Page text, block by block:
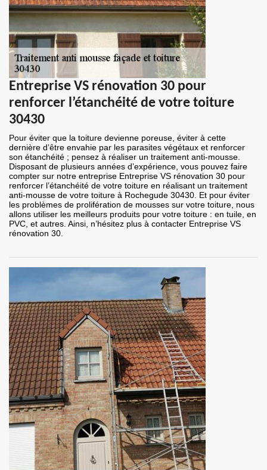
Entreprise VS rénovation 30 pour
renforcer l’étanchéité de votre toiture
30430
Pour éviter que la toiture devienne poreuse, éviter à cette
dernière d’être envahie par les parasites végétaux et renforcer
son étanchéité ; pensez à réaliser un traitement anti-mousse.
Disposant de plusieurs années d’expérience, vous pouvez faire
compter sur notre entreprise Entreprise VS rénovation 30 pour
renforcer l’étanchéité de votre toiture en réalisant un traitement
anti-mousse de votre toiture à Rochegude 30430. Et pour éviter
les problèmes de prolifération de mousses sur votre toiture, nous
allons utiliser les meilleurs produits pour votre toiture : en tuile, en
PVC, et autres. Ainsi, n’hésitez plus à contacter Entreprise VS
rénovation 30.